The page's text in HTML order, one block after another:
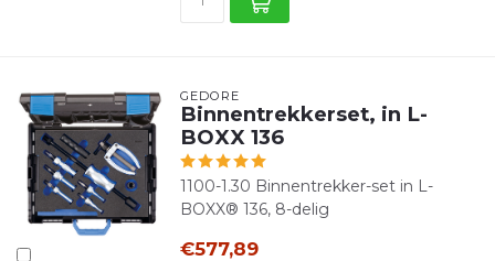
GEDORE
Binnentrekkerset, in L-
BOXX 136
1100-1.30 Binnentrekker-set in L-
BOXX® 136, 8-delig
€577,89